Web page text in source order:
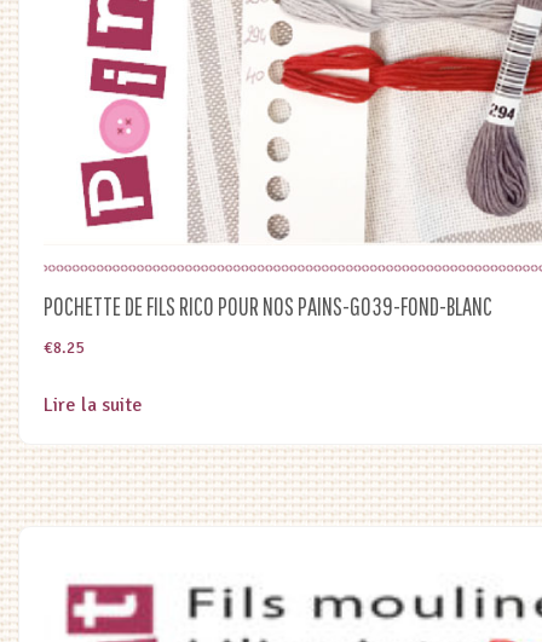
POCHETTE DE FILS RICO POUR NOS PAINS-G039-FOND-BLANC
€8.25
Lire la suite